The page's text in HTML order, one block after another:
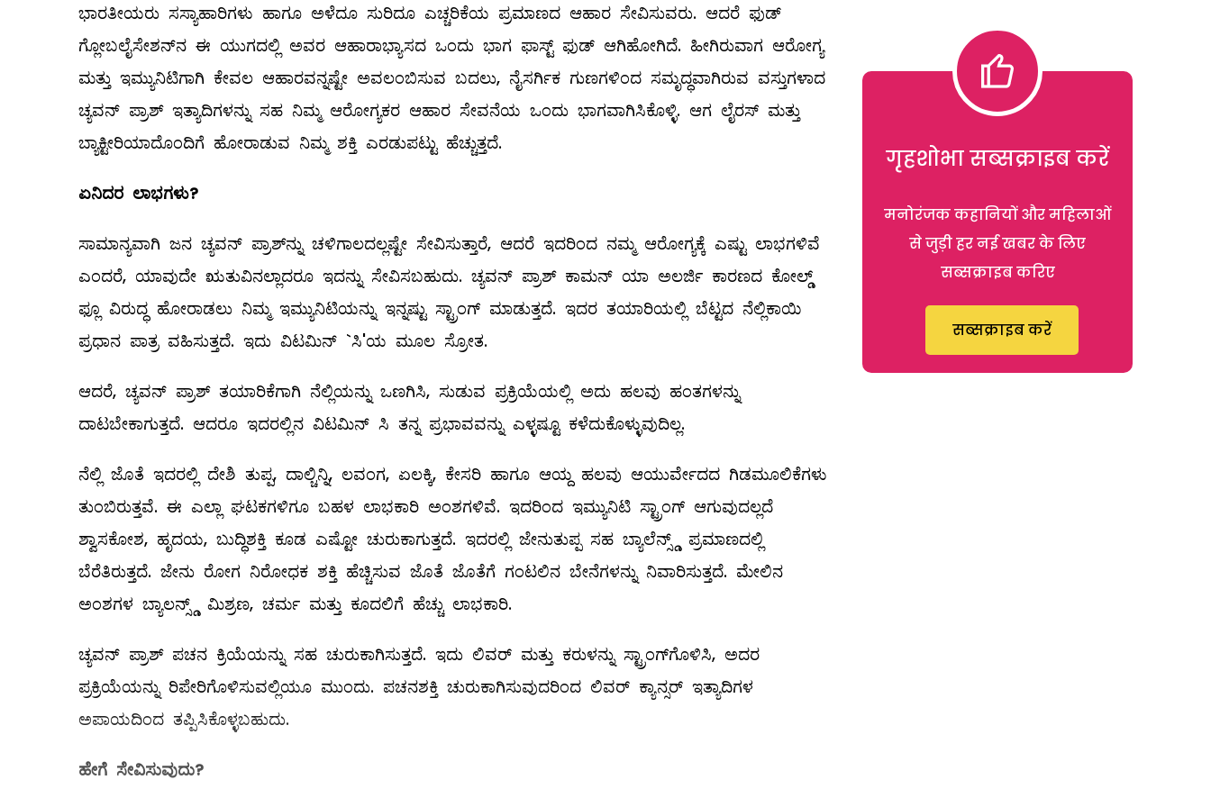
ಭಾರತೀಯರು ಸಸ್ಯಾಹಾರಿಗಳು ಹಾಗೂ ಅಳೆದೂ ಸುರಿದೂ ಎಚ್ಚರಿಕೆಯ ಪ್ರಮಾಣದ ಆಹಾರ ಸೇವಿಸುವರು. ಆದರೆ ಫುಡ್‌
ಗ್ಲೋಬಲೈಸೇಶನ್‌ನ ಈ ಯುಗದಲ್ಲಿ ಅವರ ಆಹಾರಾಭ್ಯಾಸದ ಒಂದು ಭಾಗ ಫಾಸ್ಟ್ ಫುಡ್‌ ಆಗಿಹೋಗಿದೆ. ಹೀಗಿರುವಾಗ ಆರೋಗ್ಯ
ಮತ್ತು ಇಮ್ಯುನಿಟಿಗಾಗಿ ಕೇವಲ ಆಹಾರವನ್ನಷ್ಟೇ ಅವಲಂಬಿಸುವ ಬದಲು, ನೈಸರ್ಗಿಕ ಗುಣಗಳಿಂದ ಸಮೃದ್ಧವಾಗಿರುವ ವಸ್ತುಗಳಾದ
ಚ್ಯವನ್‌ ಪ್ರಾಶ್‌ ಇತ್ಯಾದಿಗಳನ್ನು ಸಹ ನಿಮ್ಮ ಆರೋಗ್ಯಕರ ಆಹಾರ ಸೇವನೆಯ ಒಂದು ಭಾಗವಾಗಿಸಿಕೊಳ್ಳಿ. ಆಗ ಲೈರಸ್‌ ಮತ್ತು
ಬ್ಯಾಕ್ಟೀರಿಯಾದೊಂದಿಗೆ ಹೋರಾಡುವ ನಿಮ್ಮ ಶಕ್ತಿ ಎರಡುಪಟ್ಟು ಹೆಚ್ಚುತ್ತದೆ.
ಏನಿದರ ಲಾಭಗಳು?
ಸಾಮಾನ್ಯವಾಗಿ ಜನ ಚ್ಯವನ್‌ ಪ್ರಾಶ್‌ನ್ನು ಚಳಿಗಾಲದಲ್ಲಷ್ಟೇ ಸೇವಿಸುತ್ತಾರೆ, ಆದರೆ ಇದರಿಂದ ನಮ್ಮ ಆರೋಗ್ಯಕ್ಕೆ ಎಷ್ಟು ಲಾಭಗಳಿವೆ
ಎಂದರೆ, ಯಾವುದೇ ಋತುವಿನಲ್ಲಾದರೂ ಇದನ್ನು ಸೇವಿಸಬಹುದು. ಚ್ಯವನ್‌ ಪ್ರಾಶ್‌ ಕಾಮನ್‌ ಯಾ ಅಲರ್ಜಿ ಕಾರಣದ ಕೋಲ್ಡ್
ಫ್ಲೂ ವಿರುದ್ಧ ಹೋರಾಡಲು ನಿಮ್ಮ ಇಮ್ಯುನಿಟಿಯನ್ನು ಇನ್ನಷ್ಟು ಸ್ಟ್ರಾಂಗ್‌ ಮಾಡುತ್ತದೆ. ಇದರ ತಯಾರಿಯಲ್ಲಿ ಬೆಟ್ಟದ ನೆಲ್ಲಿಕಾಯಿ
ಪ್ರಧಾನ ಪಾತ್ರ ವಹಿಸುತ್ತದೆ. ಇದು ವಿಟಮಿನ್‌ `ಸಿ'ಯ ಮೂಲ ಸ್ರೋತ.
ಆದರೆ, ಚ್ಯವನ್‌ ಪ್ರಾಶ್‌ ತಯಾರಿಕೆಗಾಗಿ ನೆಲ್ಲಿಯನ್ನು ಒಣಗಿಸಿ, ಸುಡುವ ಪ್ರಕ್ರಿಯೆಯಲ್ಲಿ ಅದು ಹಲವು ಹಂತಗಳನ್ನು
ದಾಟಬೇಕಾಗುತ್ತದೆ. ಆದರೂ ಇದರಲ್ಲಿನ ವಿಟಮಿನ್‌ ಸಿ ತನ್ನ ಪ್ರಭಾವವನ್ನು ಎಳ್ಳಷ್ಟೂ ಕಳೆದುಕೊಳ್ಳುವುದಿಲ್ಲ.
ನೆಲ್ಲಿ ಜೊತೆ ಇದರಲ್ಲಿ ದೇಶಿ ತುಪ್ಪ, ದಾಲ್ಚಿನ್ನಿ, ಲವಂಗ, ಏಲಕ್ಕಿ, ಕೇಸರಿ ಹಾಗೂ ಆಯ್ದ ಹಲವು ಆಯುರ್ವೇದದ ಗಿಡಮೂಲಿಕೆಗಳು
ತುಂಬಿರುತ್ತವೆ. ಈ ಎಲ್ಲಾ ಘಟಕಗಳಿಗೂ ಬಹಳ ಲಾಭಕಾರಿ ಅಂಶಗಳಿವೆ. ಇದರಿಂದ ಇಮ್ಯುನಿಟಿ ಸ್ಟ್ರಾಂಗ್‌ ಆಗುವುದಲ್ಲದೆ
ಶ್ವಾಸಕೋಶ, ಹೃದಯ, ಬುದ್ಧಿಶಕ್ತಿ ಕೂಡ ಎಷ್ಟೋ ಚುರುಕಾಗುತ್ತದೆ. ಇದರಲ್ಲಿ ಜೇನುತುಪ್ಪ ಸಹ ಬ್ಯಾಲೆನ್ಸ್ಡ್ ಪ್ರಮಾಣದಲ್ಲಿ
ಬೆರೆತಿರುತ್ತದೆ. ಜೇನು ರೋಗ ನಿರೋಧಕ ಶಕ್ತಿ ಹೆಚ್ಚಿಸುವ ಜೊತೆ ಜೊತೆಗೆ ಗಂಟಲಿನ ಬೇನೆಗಳನ್ನು ನಿವಾರಿಸುತ್ತದೆ. ಮೇಲಿನ
ಅಂಶಗಳ ಬ್ಯಾಲನ್ಸ್ಡ್ ಮಿಶ್ರಣ, ಚರ್ಮ ಮತ್ತು ಕೂದಲಿಗೆ ಹೆಚ್ಚು ಲಾಭಕಾರಿ.
ಚ್ಯವನ್‌ ಪ್ರಾಶ್‌ ಪಚನ ಕ್ರಿಯೆಯನ್ನು ಸಹ ಚುರುಕಾಗಿಸುತ್ತದೆ. ಇದು ಲಿವರ್‌ ಮತ್ತು ಕರುಳನ್ನು ಸ್ಟ್ರಾಂಗ್‌ಗೊಳಿಸಿ, ಅದರ
ಪ್ರಕ್ರಿಯೆಯನ್ನು ರಿಪೇರಿಗೊಳಿಸುವಲ್ಲಿಯೂ ಮುಂದು. ಪಚನಶಕ್ತಿ ಚುರುಕಾಗಿಸುವುದರಿಂದ ಲಿವರ್‌ ಕ್ಯಾನ್ಸರ್‌ ಇತ್ಯಾದಿಗಳ
ಅಪಾಯದಿಂದ ತಪ್ಪಿಸಿಕೊಳ್ಳಬಹುದು.
ಹೇಗೆ ಸೇವಿಸುವುದು?
गृहशोभा सब्सक्राइब करें
मनोरंजक कहानियों और महिलाओं
से जुड़ी हर नई खबर के लिए
सब्सक्राइब करिए
सब्सक्राइब करें